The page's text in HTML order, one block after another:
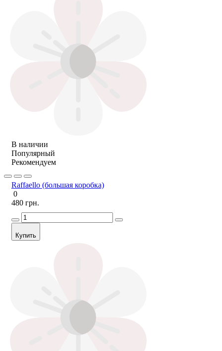
В наличии
Популярный
Рекомендуем
Raffaello (большая коробка)
0
480 грн.
Купить